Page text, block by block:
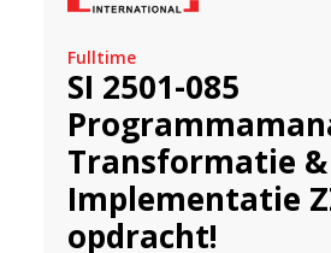
Fulltime
SI 2501-085
Transformatie &
Implementatie
opdracht!